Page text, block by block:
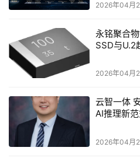
          8、怀疑已中毒的用户可使用江民免费在线查毒进行
http://online.jiangmin.com/
          有关更详尽的病毒技术资料请直接拨打江民公司的技
访问江民网站http://
2026年04月
永铭聚合
SSD与U.2
2026年04月
云智一体
AI推理新
2026年04月